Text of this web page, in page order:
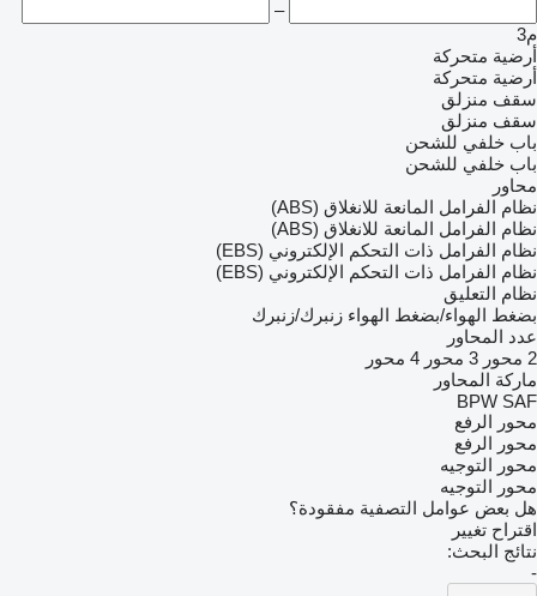
–
م3
أرضية متحركة
أرضية متحركة
سقف منزلق
سقف منزلق
باب خلفي للشحن
باب خلفي للشحن
محاور
نظام الفرامل المانعة للانغلاق (ABS)
نظام الفرامل المانعة للانغلاق (ABS)
نظام الفرامل ذات التحكم الإلكتروني (EBS)
نظام الفرامل ذات التحكم الإلكتروني (EBS)
نظام التعليق
بضغط الهواء/بضغط الهواء زنبرك/زنبرك
عدد المحاور
2 محور
3 محور
4 محور
ماركة المحاور
BPW SAF
محور الرفع
محور الرفع
محور التوجيه
محور التوجيه
هل بعض عوامل التصفية مفقودة؟
اقتراح تغيير
نتائج البحث:
-